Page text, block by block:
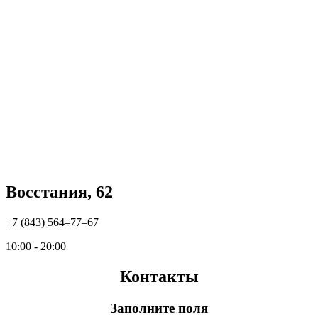
Восстания, 62
+7 (843) 564‒77‒67
10:00 - 20:00
Контакты
Заполните поля